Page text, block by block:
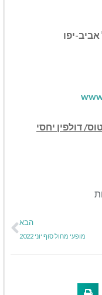
דולפין יחסי
הבא
מופעי מחול סוף יוני 2022